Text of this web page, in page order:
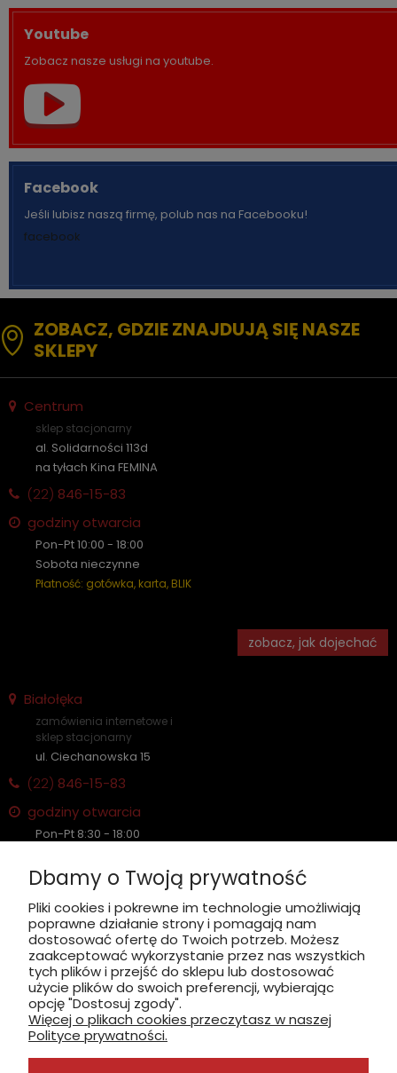
Youtube
Zobacz nasze usługi na youtube.
Facebook
Jeśli lubisz naszą firmę, polub nas na Facebooku!
facebook
ZOBACZ, GDZIE ZNAJDUJĄ SIĘ NASZE
SKLEPY
Centrum
sklep stacjonarny
al. Solidarności 113d
na tyłach Kina FEMINA
(22) 846-15-83
godziny otwarcia
Pon-Pt 10:00 - 18:00
Sobota nieczynne
Płatność: gotówka, karta, BLIK
zobacz, jak dojechać
Białołęka
zamówienia internetowe i
sklep stacjonarny
ul. Ciechanowska 15
(22) 846-15-83
godziny otwarcia
Pon-Pt 8:30 - 18:00
Płatność: gotówka, karta, BLIK
zobacz, jak dojechać
INFORMACJE
Dbamy o Twoją prywatność
Pliki cookies i pokrewne im technologie umożliwiają
poprawne działanie strony i pomagają nam
dostosować ofertę do Twoich potrzeb. Możesz
zaakceptować wykorzystanie przez nas wszystkich
tych plików i przejść do sklepu lub dostosować
użycie plików do swoich preferencji, wybierając
opcję "Dostosuj zgody".
Więcej o plikach cookies przeczytasz w naszej
Polityce prywatności.